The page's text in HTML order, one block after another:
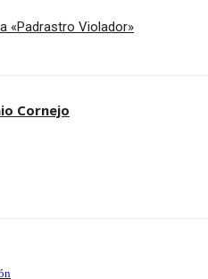
«Padrastro Violador»
Cornejo